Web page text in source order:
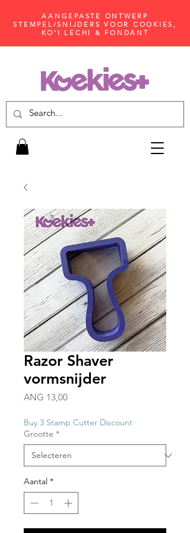
AANGEPASTE ONTWERP
STEMPEL/SNIJDERS VOOR COOKIES,
KO'I LECHI & FONDANT
Razor Shaver
vormsnijder
ANG 13,00Prijs
Buy 3 Stamp Cutter Discount
Grootte *
Aantal *